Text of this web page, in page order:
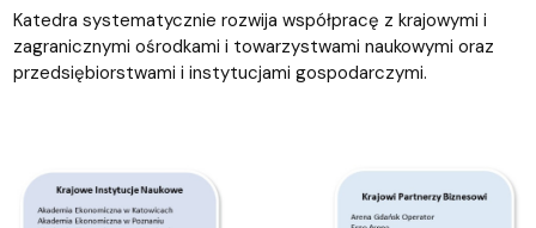
Katedra systematycznie rozwija współpracę z krajowymi i
zagranicznymi ośrodkami i towarzystwami naukowymi oraz
przedsiębiorstwami i instytucjami gospodarczymi.